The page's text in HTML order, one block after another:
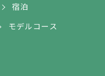
宿泊
モデルコース